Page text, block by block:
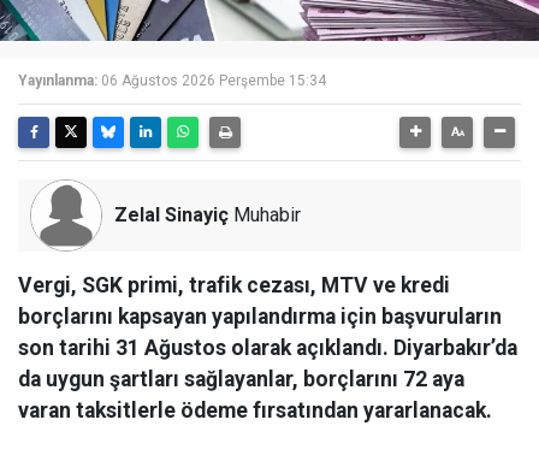
Yayınlanma: 06 Ağustos 2026 Perşembe 15:34
Zelal Sinayiç Muhabir
Vergi, SGK primi, trafik cezası, MTV ve kredi
borçlarını kapsayan yapılandırma için başvuruların
son tarihi 31 Ağustos olarak açıklandı. Diyarbakır’da
da uygun şartları sağlayanlar, borçlarını 72 aya
varan taksitlerle ödeme fırsatından yararlanacak.